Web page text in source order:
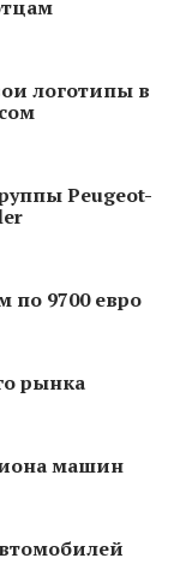
логотипы в
Peugeot-
по 9700 евро
рынка
машин